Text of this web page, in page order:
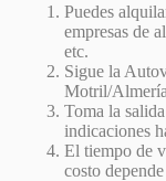
Puedes
empresas de
etc.
Sigue la
Motril/
Toma la
indicaciones
El tiempo de
costo